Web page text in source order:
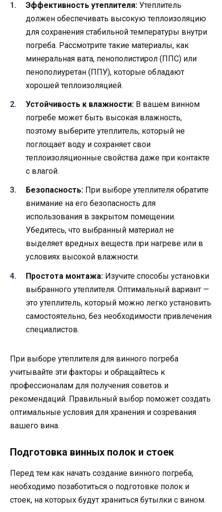
Эффективность утеплителя: Утеплитель
должен обеспечивать высокую теплоизоляцию
для сохранения стабильной температуры внутри
погреба. Рассмотрите такие материалы, как
минеральная вата, пенополистирол (ППС) или
пенополиуретан (ППУ), которые обладают
хорошей теплоизоляцией.
Устойчивость к влажности: В вашем винном
погребе может быть высокая влажность,
поэтому выберите утеплитель, который не
поглощает воду и сохраняет свои
теплоизоляционные свойства даже при контакте
с влагой.
Безопасность: При выборе утеплителя обратите
внимание на его безопасность для
использования в закрытом помещении.
Убедитесь, что выбранный материал не
выделяет вредных веществ при нагреве или в
условиях высокой влажности.
Простота монтажа: Изучите способы установки
выбранного утеплителя. Оптимальный вариант —
это утеплитель, который можно легко установить
самостоятельно, без необходимости привлечения
специалистов.
При выборе утеплителя для винного погреба
учитывайте эти факторы и обращайтесь к
профессионалам для получения советов и
рекомендаций. Правильный выбор поможет создать
оптимальные условия для хранения и созревания
вашего вина.
Подготовка винных полок и стоек
Перед тем как начать создание винного погреба,
необходимо позаботиться о подготовке полок и
стоек, на которых будут храниться бутылки с вином.